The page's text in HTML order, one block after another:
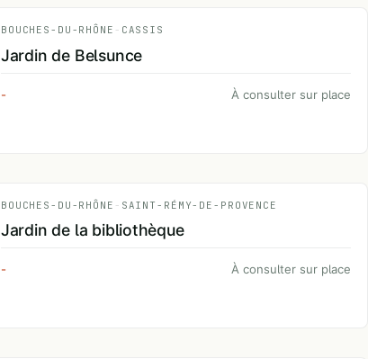
BOUCHES-DU-RHÔNE - CASSIS
Jardin de Belsunce
- À consulter sur place
BOUCHES-DU-RHÔNE - SAINT-RÉMY-DE-PROVENCE
Jardin de la bibliothèque
- À consulter sur place